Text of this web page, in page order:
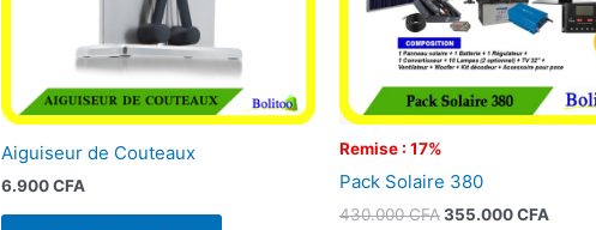
Aiguiseur de Couteaux
6.900CFA
Remise : 17%
Pack Solaire 380
430.000CFA355.000CFA